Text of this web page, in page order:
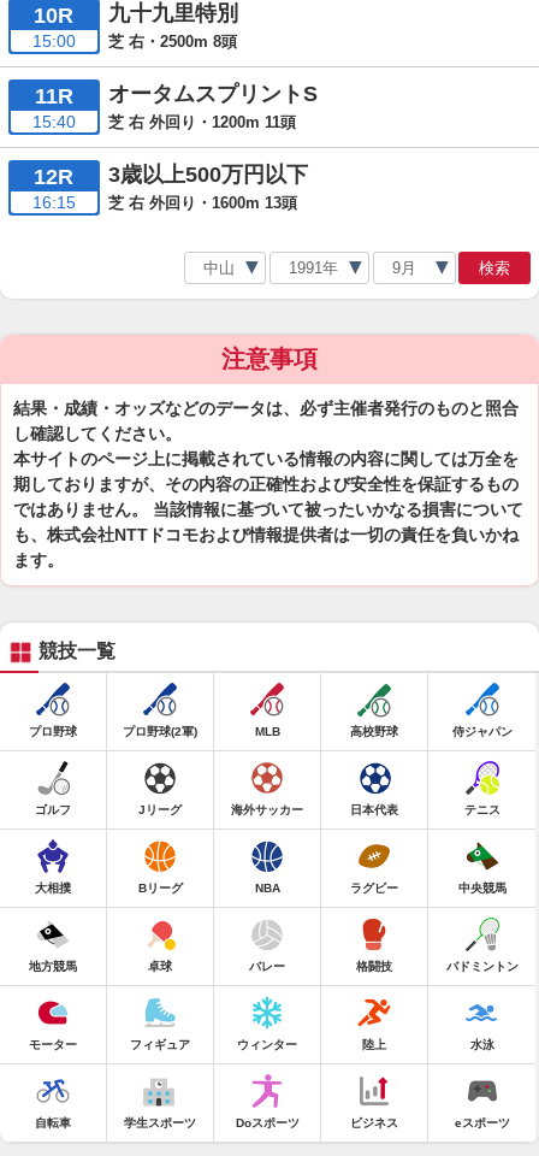
10R
15:00
九十九里特別
芝 右・2500m 8頭
11R
15:40
オータムスプリントS
芝 右 外回り・1200m 11頭
12R
16:15
3歳以上500万円以下
芝 右 外回り・1600m 13頭
検索
注意事項
結果・成績・オッズなどのデータは、必ず主催者発行のものと照合
し確認してください。
本サイトのページ上に掲載されている情報の内容に関しては万全を
期しておりますが、その内容の正確性および安全性を保証するもの
ではありません。 当該情報に基づいて被ったいかなる損害について
も、株式会社NTTドコモおよび情報提供者は一切の責任を負いかね
ます。
競技一覧
プロ野球 プロ野球(2軍) MLB 高校野球 侍ジャパン
ゴルフ Jリーグ 海外サッカー 日本代表 テニス
大相撲 Bリーグ NBA ラグビー 中央競馬
地方競馬 卓球 バレー 格闘技 バドミントン
モーター フィギュア ウィンター 陸上 水泳
自転車 学生スポーツ Doスポーツ ビジネス eスポーツ